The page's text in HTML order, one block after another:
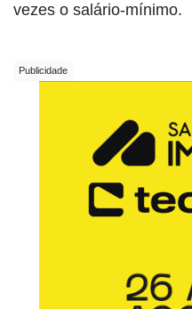
vezes o salário-mínimo.